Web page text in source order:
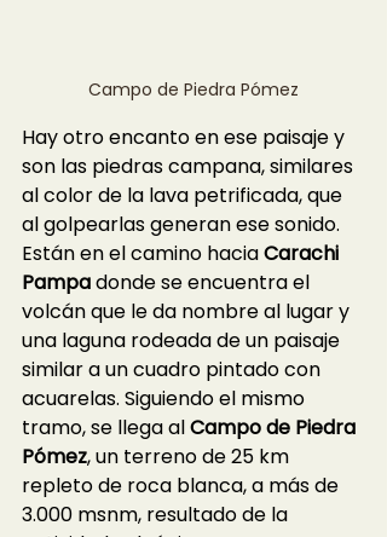
Campo de Piedra Pómez
Hay otro encanto en ese paisaje y
son las piedras campana, similares
al color de la lava petrificada, que
al golpearlas generan ese sonido.
Están en el camino hacia Carachi
Pampa donde se encuentra el
volcán que le da nombre al lugar y
una laguna rodeada de un paisaje
similar a un cuadro pintado con
acuarelas. Siguiendo el mismo
tramo, se llega al Campo de Piedra
Pómez, un terreno de 25 km
repleto de roca blanca, a más de
3.000 msnm, resultado de la